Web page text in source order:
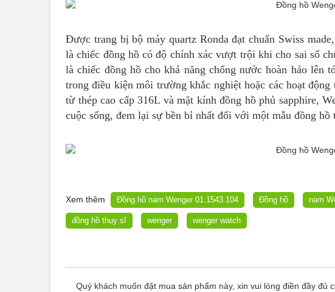
Được trang bị bộ máy quartz Ronda đạt chuẩn Swiss
là chiếc đồng hồ có độ chính xác vượt trội khi cho sai số
là chiếc đồng hồ cho khả năng chống nước hoàn hảo lên
trong điều kiện môi trường khắc nghiệt hoặc các hoạt
từ thép cao cấp 316L và mặt kính đồng hồ phủ sapphire,
cuộc sống, đem lại sự bền bỉ nhất đối với một mẫu đồng hồ
Xem thêm Đồng hồ nam Wenger 01.1543.104 Đồng hồ nam
đồng hồ thụy sĩ wenger wenger watch
Quý khách muốn đặt mua sản phẩm này, xin vui lòng điền đầy